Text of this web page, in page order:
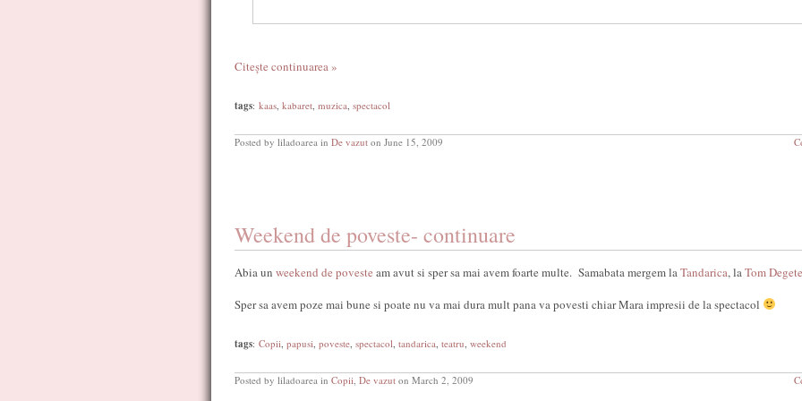
Citește continuarea »
tags: kaas, kabaret, muzica, spectacol
Posted by liladoarea in De vazut on June 15, 2009
Weekend de poveste- continuare
Abia un weekend de poveste am avut si sper sa mai avem foarte multe. Samabata mergem laTandarica, laTom
Sper sa avem poze mai bune si poate nu va mai dura mult pana va povesti chiar Mara impresii de la spectacol
tags: Copii, papusi, poveste, spectacol, tandarica, teatru, weekend
Posted by liladoarea in Copii, De vazut on March 2, 2009